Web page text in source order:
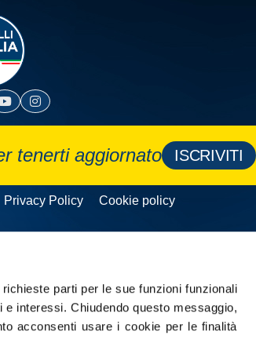
parti per le sue funzioni funzionali
e interessi.Chiudendo questo messaggio,
acconsenti usare i cookie per le finalità
tenerti aggiornato ISCRIVITI
Privacy Policy Cookie policy